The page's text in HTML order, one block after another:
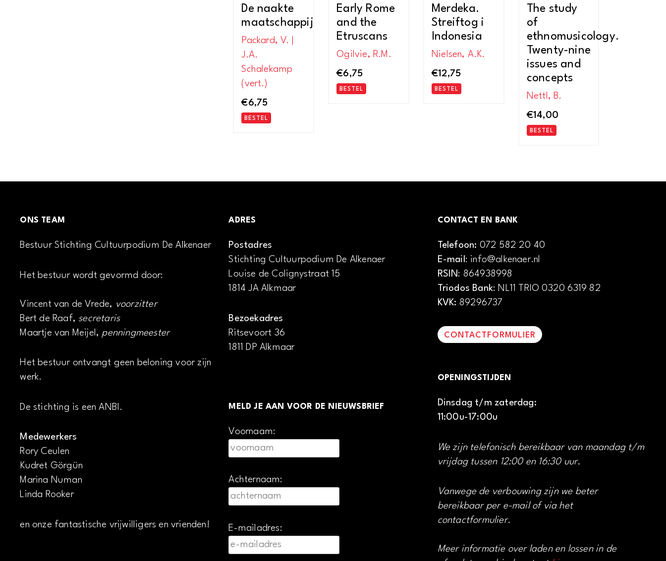
De naakte
maatschappij
Packard, V. |
J.A.
Schalekamp
(vert.)
€6,75
BESTEL
Early Rome
and the
Etruscans
Ogilvie, R.M.
€6,75
BESTEL
Merdeka.
Streiftog i
Indonesia
Nielsen, A.K.
€12,75
BESTEL
The study
of
ethnomusicology.
Twenty-nine
issues and
concepts
Nettl, B.
€14,00
BESTEL
ONS TEAM
Bestuur Stichting Cultuurpodium De Alkenaer
Het bestuur wordt gevormd door:
Vincent van de Vrede, voorzitter
Bert de Raaf, secretaris
Maartje van Meijel, penningmeester
Het bestuur ontvangt geen beloning voor zijn
werk.
De stichting is een ANBI.
Medewerkers
Rory Ceulen
Kudret Görgün
Marina Numan
Linda Rooker
en onze fantastische vrijwilligers en vrienden!
ADRES
Postadres
Stichting Cultuurpodium De Alkenaer
Louise de Colignystraat 15
1814 JA Alkmaar
Bezoekadres
Ritsevoort 36
1811 DP Alkmaar
MELD JE AAN VOOR DE NIEUWSBRIEF
Voornaam:
Achternaam:
E-mailadres:
CONTACT EN BANK
Telefoon: 072 582 20 40
E-mail: info@alkenaer.nl
RSIN: 864938998
Triodos Bank: NL11 TRIO 0320 6319 82
KVK: 89296737
CONTACTFORMULIER
OPENINGSTIJDEN
Dinsdag t/m zaterdag:
11:00u-17:00u
We zijn telefonisch bereikbaar van maandag t/m
vrijdag tussen 12:00 en 16:30 uur.
Vanwege de verbouwing zijn we beter
bereikbaar per e-mail of via het
contactformulier.
Meer informatie over laden en lossen in de